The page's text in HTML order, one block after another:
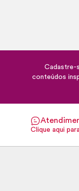
Cadastre-
conteúdos
Clique aqui